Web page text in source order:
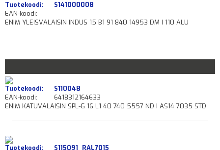
Tuotekoodi:
S141000008
EAN-koodi:
ENIM YLEISVALAISIN INDUS 15 B1 91 840 14953 DM I 110 ALU
Tuotekoodi:
S110048
EAN-koodi:
6418312164633
ENIM KATUVALAISIN SPL-G 16 L1 40 740 5557 ND I AS14 7035 STD
Tuotekoodi:
S115091_RAL7015